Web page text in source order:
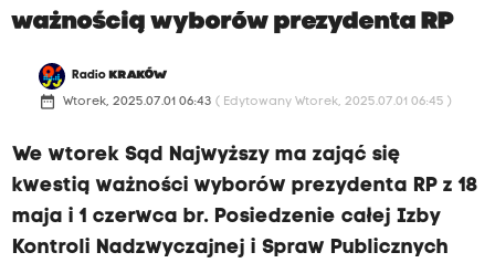
ważnością wyborów prezydenta RP
Radio KRAKÓW
date_range Wtorek, 2025.07.01 06:43 ( Edytowany Wtorek, 2025.07.01 06:45 )
We wtorek Sąd Najwyższy ma zająć się
kwestią ważności wyborów prezydenta RP z 18
maja i 1 czerwca br. Posiedzenie całej Izby
Kontroli Nadzwyczajnej i Spraw Publicznych